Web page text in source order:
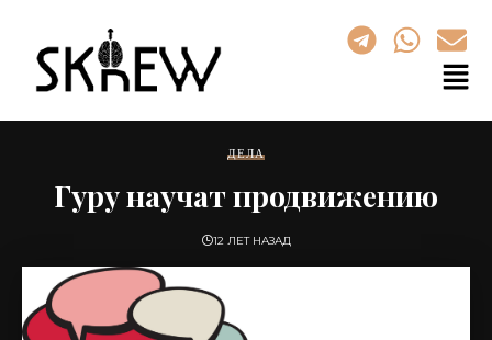
ДЕЛА
Гуру научат продвижению
12 ЛЕТ НАЗАД